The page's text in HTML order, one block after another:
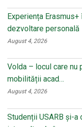
Experiența
dezvoltare personală
August 4, 2026
Volda – locul care nu
mobilității acad…
August 4, 2026
Studenții USARB și-